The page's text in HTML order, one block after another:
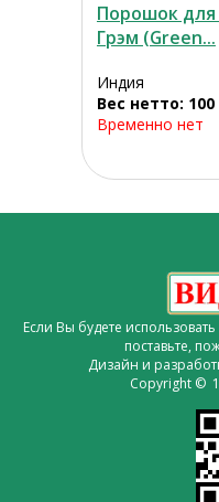
Порошок для
Грэм (Green...
Индия
Вес нетто: 100
Временно нет
Если Вы будете
поставьте,
Дизайн и
Copyright ©